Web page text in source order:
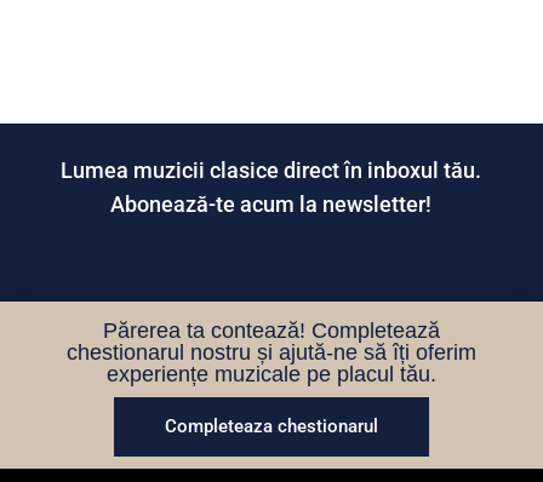
Lumea muzicii clasice direct în inboxul tău.
Abonează-te acum la newsletter!
Părerea ta contează! Completează
chestionarul nostru și ajută-ne să îți oferim
experiențe muzicale pe placul tău.
Completeaza chestionarul